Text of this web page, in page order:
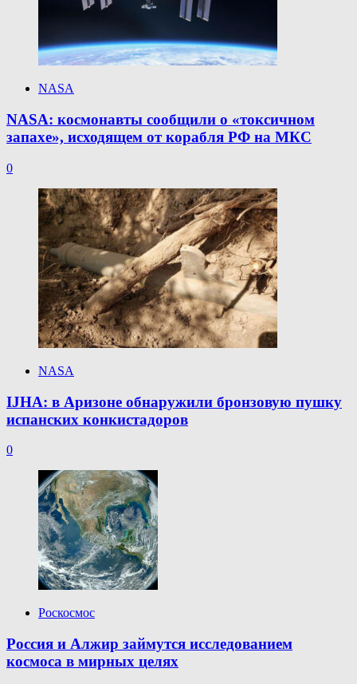
NASA
NASA: космонавты сообщили о «токсичном
запахе», исходящем от корабля РФ на МКС
0
NASA
IJHA: в Аризоне обнаружили бронзовую пушку
испанских конкистадоров
0
Роскосмос
Россия и Алжир займутся исследованием
космоса в мирных целях